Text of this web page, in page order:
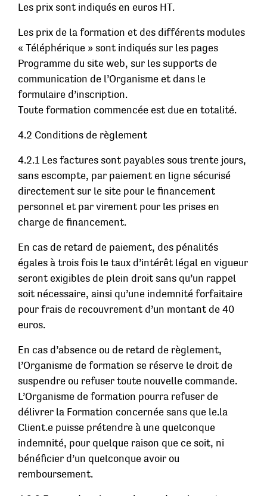
Les prix sont indiqués en euros HT.
Les prix de la formation et des différents modules
« Téléphérique » sont indiqués sur les pages
Programme du site web, sur les supports de
communication de l’Organisme et dans le
formulaire d’inscription.
Toute formation commencée est due en totalité.
4.2 Conditions de règlement
4.2.1 Les factures sont payables sous trente jours,
sans escompte, par paiement en ligne sécurisé
directement sur le site pour le financement
personnel et par virement pour les prises en
charge de financement.
En cas de retard de paiement, des pénalités
égales à trois fois le taux d’intérêt légal en vigueur
seront exigibles de plein droit sans qu’un rappel
soit nécessaire, ainsi qu’une indemnité forfaitaire
pour frais de recouvrement d’un montant de 40
euros.
En cas d’absence ou de retard de règlement,
l’Organisme de formation se réserve le droit de
suspendre ou refuser toute nouvelle commande.
L’Organisme de formation pourra refuser de
délivrer la Formation concernée sans que le.la
Client.e puisse prétendre à une quelconque
indemnité, pour quelque raison que ce soit, ni
bénéficier d’un quelconque avoir ou
remboursement.